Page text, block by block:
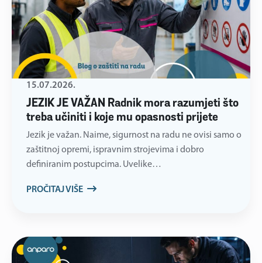
JEZIK JE VAŽAN Radnik mora razumjeti što
treba učiniti i koje mu opasnosti prijete
15.07.2026.
Jezik je važan. Naime, sigurnost na radu ne ovisi samo o
zaštitnoj opremi, ispravnim strojevima i dobro
definiranim postupcima. Uvelike…
PROČITAJ VIŠE